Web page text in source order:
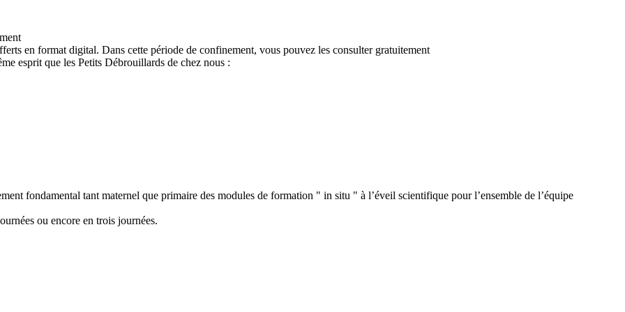
en format digital. Dans cette période de confinement, vous pouvez les consulter gratuitement
esprit que les Petits Débrouillards de chez nous :
fondamental tant maternel que primaire des modules de formation " in situ " à l’éveil scientifique pour l’ensemble de l’équipe
ou encore en trois journées.